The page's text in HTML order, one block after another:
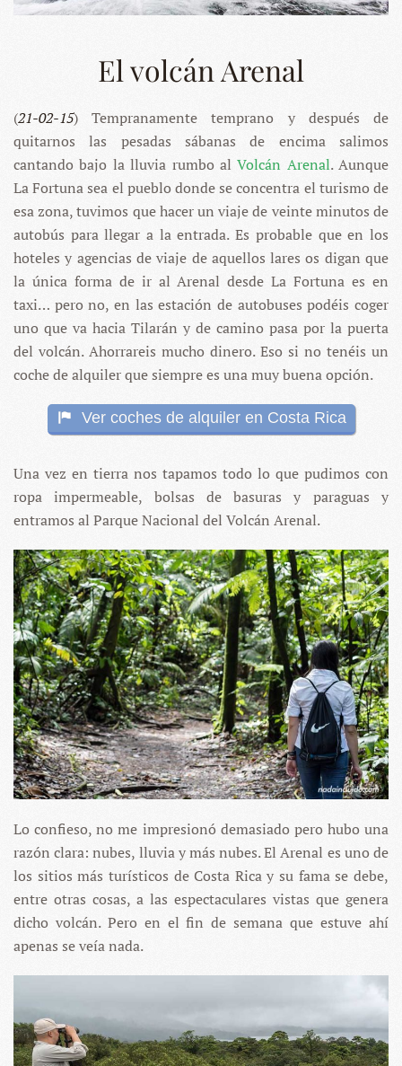
El volcán Arenal
(21-02-15) Tempranamente temprano y después de
quitarnos las pesadas sábanas de encima salimos
cantando bajo la lluvia rumbo alVolcán Arenal. Aunque
La Fortuna sea el pueblo donde se concentra el turismo de
esa zona, tuvimos que hacer un viaje de veinte minutos de
autobús para llegar a la entrada. Es probable que en los
hoteles y agencias de viaje de aquellos lares os digan que
la única forma de ir al Arenal desde La Fortuna es en
taxi… pero no, en las estación de autobuses podéis coger
uno que va hacia Tilarán y de camino pasa por la puerta
del volcán. Ahorrareis mucho dinero. Eso si no tenéis un
coche de alquiler que siempre es una muy buena opción.
Ver coches de alquiler en Costa Rica
Una vez en tierra nos tapamos todo lo que pudimos con
ropa impermeable, bolsas de basuras y paraguas y
entramos al Parque Nacional del Volcán Arenal.
Lo confieso, no me impresionó demasiado pero hubo una
razón clara: nubes, lluvia y más nubes. El Arenal es uno de
los sitios más turísticos de Costa Rica y su fama se debe,
entre otras cosas, a las espectaculares vistas que genera
dicho volcán. Pero en el fin de semana que estuve ahí
apenas se veía nada.